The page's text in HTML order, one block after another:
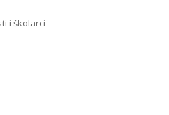
i školarci